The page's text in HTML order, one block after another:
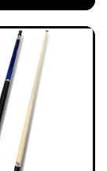
2.500.000₫.
là: